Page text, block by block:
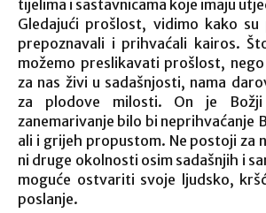
tijelima i sastavnicama koje imaju
Gledajući prošlost, vidimo kako su
prepoznavali i prihvaćali kairos.
možemo preslikavati prošlost,
za nas živi u sadašnjosti, nama
za plodove milosti. On je
zanemarivanje bilo bi neprihvaćanje
ali i grijeh propustom. Ne postoji za
ni druge okolnosti osim sadašnjih i
moguće ostvariti svoje ljudsko,
poslanje.